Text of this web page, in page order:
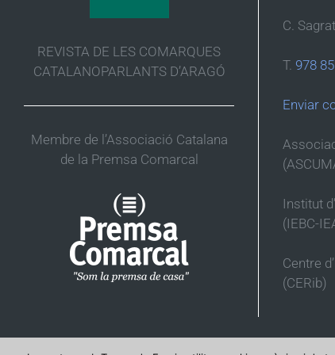
REVISTA DE LES COMARQUES
CATALANOPARLANTS D’ARAGÓ
Membre de l’Associació Catalana
de la Premsa Comarcal
C.
T. 978
Enviar
Institut
(IEBC-
Centre
(CERib)